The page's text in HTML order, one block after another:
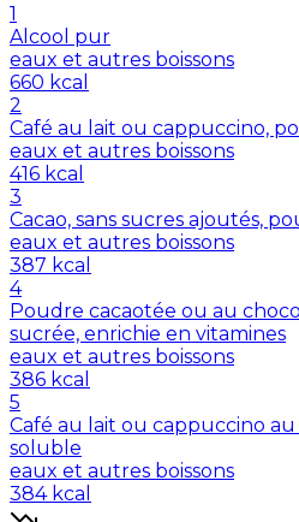
1
Alcool pur
eaux et autres boissons
660 kcal
2
Café au lait ou cappuccino,
eaux et autres boissons
416 kcal
3
Cacao, sans sucres ajoutés,
eaux et autres boissons
387 kcal
4
Poudre cacaotée ou au
sucrée, enrichie en vitamines
eaux et autres boissons
386 kcal
5
Café au lait ou cappuccino
soluble
eaux et autres boissons
384 kcal